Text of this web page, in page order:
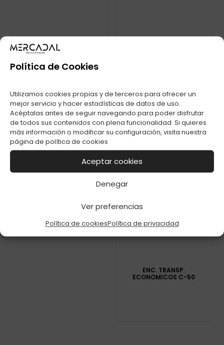
Política de Cookies
Utilizamos cookies propias y de terceros para ofrecer un
mejor servicio y hacer estadísticas de datos de uso.
Acéptalas antes de seguir navegando para poder disfrutar
de todos sus contenidos con plena funcionalidad. Si quieres
más información o modificar su configuración, visita nuestra
página de política de cookies
Aceptar cookies
Denegar
Ver preferencias
Política de cookiesPolítica de privacidad
ENC. CLIPPER FLOW
MAGI 4-5 C-48
ENC. TRANSP.
ECONOMICOS C-50